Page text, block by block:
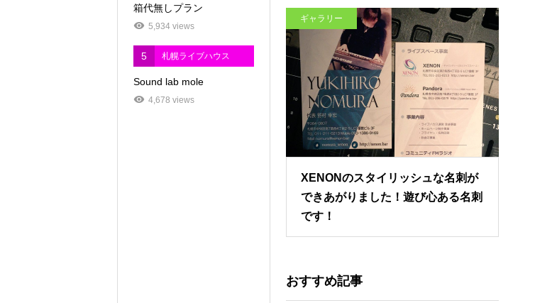
箱代無しプラン
5,934 views
5 札幌ライブハウス
Sound lab mole
4,678 views
ギャラリー
XENONのスタイリッシュな名刺が
できあがりました！遊び心ある名刺
です！
おすすめ記事